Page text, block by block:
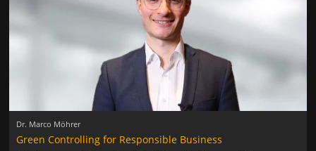
Dr. Marco Möhrer
Green Controlling for Responsible Business